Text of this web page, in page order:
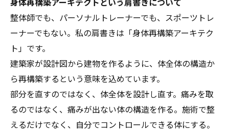
整体師でも、パーソナルトレーナーでも、スポーツトレ
ーナーでもない。私の肩書きは「身体再構築アーキテク
ト」です。
建築家が設計図から建物を作るように、体全体の構造か
ら再構築するという意味を込めています。
部分を直すのではなく、体全体を設計し直す。痛みを取
るのではなく、痛みが出ない体の構造を作る。施術で整
えるだけでなく、自分でコントロールできる体にする。